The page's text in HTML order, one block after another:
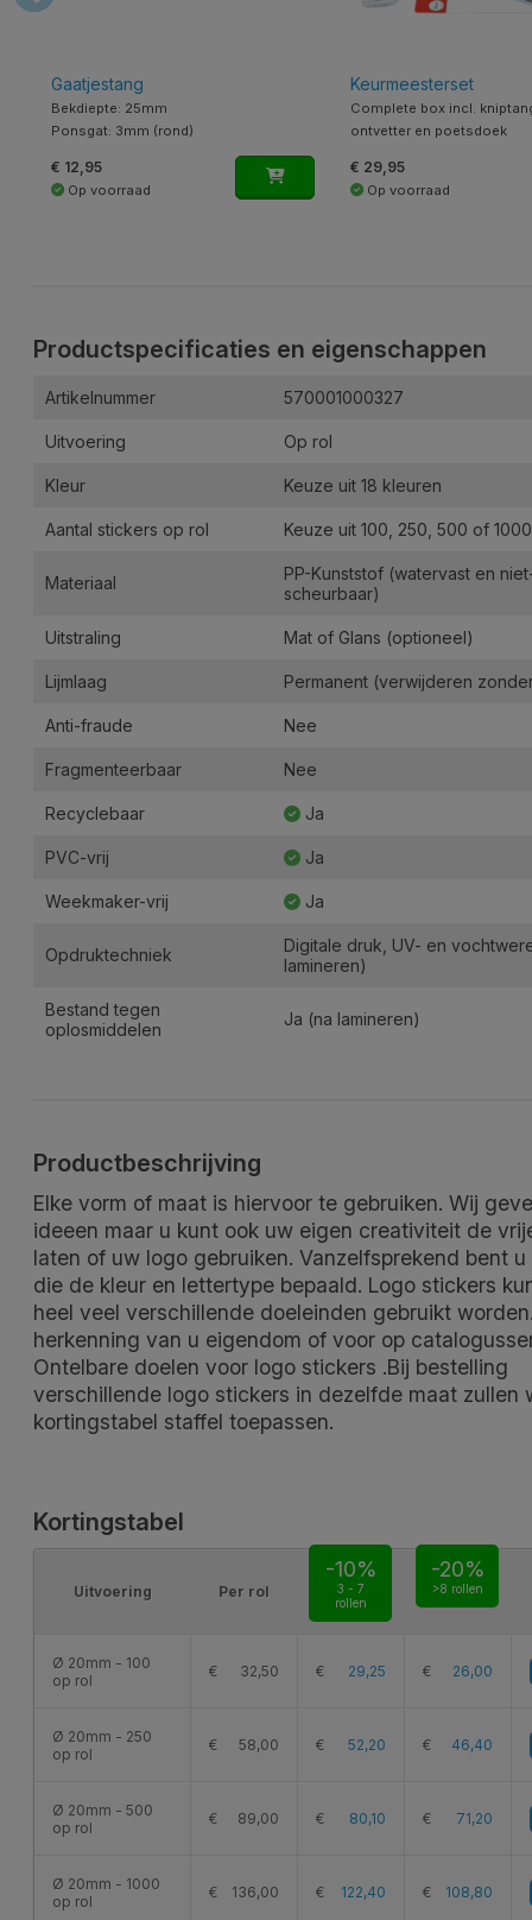
Gaatjestang
Bekdiepte: 25mm
Ponsgat: 3mm (rond)
€ 12,95
Op voorraad
Keurmeesterset
Complete box incl.
ontvetter en poetsdoek
€ 29,95
Op voorraad
Productspecificaties en eigenschappen
Artikelnummer 570001000327
Uitvoering Op rol
Kleur Keuze uit 18 kleuren
Aantal stickers op rol Keuze uit 100, 250, 500 of
Materiaal
PP-Kunststof (watervast en
scheurbaar)
Uitstraling Mat of Glans (optioneel)
Lijmlaag Permanent (verwijderen
Anti-fraude Nee
Fragmenteerbaar Nee
Recyclebaar Ja
PVC-vrij Ja
Weekmaker-vrij Ja
Opdruktechniek
Digitale druk, UV- en
lamineren)
Bestand tegen
oplosmiddelen
Ja (na lamineren)
Productbeschrijving
Elke vorm of maat is hiervoor te gebruiken. Wij
ideeen maar u kunt ook uw eigen creativiteit de
laten of uw logo gebruiken. Vanzelfsprekend bent
die de kleur en lettertype bepaald. Logo stickers
heel veel verschillende doeleinden gebruikt
herkenning van u eigendom of voor op
Ontelbare doelen voor logo stickers .Bij bestelling
verschillende logo stickers in dezelfde maat zullen
kortingstabel staffel toepassen.
Kortingstabel
Uitvoering Per rol
-10%
3 - 7
rollen
-20%
>8 rollen
Ø 20mm - 100
op rol
€ 32,50 € 29,25 € 26,00
Ø 20mm - 250
op rol
€ 58,00 € 52,20 € 46,40
Ø 20mm - 500
op rol
€ 89,00 € 80,10 € 71,20
Ø 20mm - 1000
op rol
€ 136,00 € 122,40 € 108,80